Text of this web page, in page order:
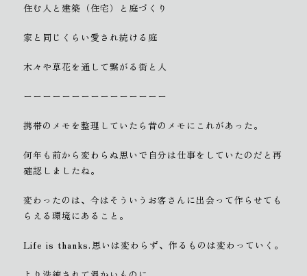
住む人と建築（住宅）と庭づくり
家と同じくらい愛され続ける庭
木々や草花を通して繋がる街と人
ーーーーーーーーーーーーーーー
携帯のメモを整理していたら昔のメモにこれがあった。
何年も前から変わらぬ思いで自分は仕事をしていたのだと再
確認しましたね。
変わったのは、今はそういうお客さんに出会って作らせても
らえる環境にあること。
Life is thanks. 思いは変わらず、作るものは変わっていく。